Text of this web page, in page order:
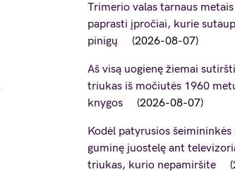
Trimerio valas tarnaus
paprasti įpročiai, kurie
pinigų
2026-08-07
Aš visą uogienę žiemai
triukas iš močiutės 1960
knygos
2026-08-07
Kodėl patyrusios šeimininkės
guminę juostelę ant
triukas, kurio nepamiršite